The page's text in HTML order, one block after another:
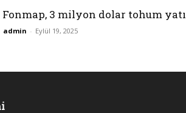
3 milyon dolar tohum
admin - Eylül 19, 2025